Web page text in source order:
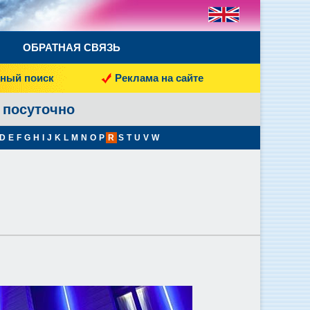
ОБРАТНАЯ СВЯЗЬ
поиск Реклама на сайте
D E F G H J K L M N O P R S T U V W